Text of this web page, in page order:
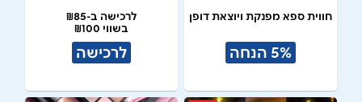
חווית ספא מפנקת ויוצאת דופן
5% הנחה
לרכישה ב-₪85
בשווי ₪100
לרכישה